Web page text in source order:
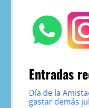
Entradas
Día de la
gastar demás